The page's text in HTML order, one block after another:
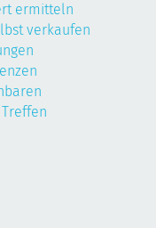
ermitteln
verkaufen